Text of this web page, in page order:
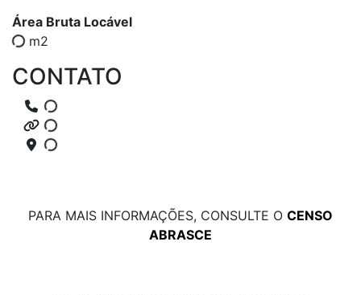
Área Bruta Locável
m2
CONTATO
PARA MAIS INFORMAÇÕES, CONSULTE O CENSO
ABRASCE